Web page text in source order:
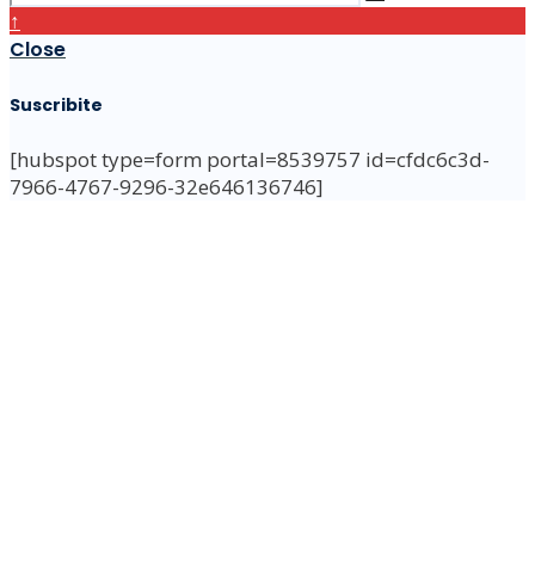
↑
Close
Suscribite
[hubspot type=form portal=8539757 id=cfdc6c3d-
7966-4767-9296-32e646136746]